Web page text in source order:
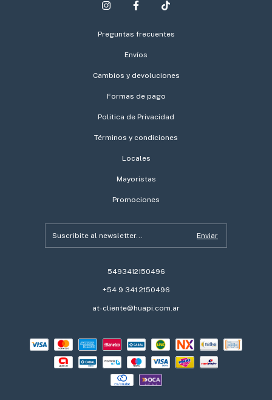
Preguntas frecuentes
Envíos
Cambios y devoluciones
Formas de pago
Politica de Privacidad
Términos y condiciones
Locales
Mayoristas
Promociones
5493412150496
+54 9 341 2150496
at-cliente@huapi.com.ar